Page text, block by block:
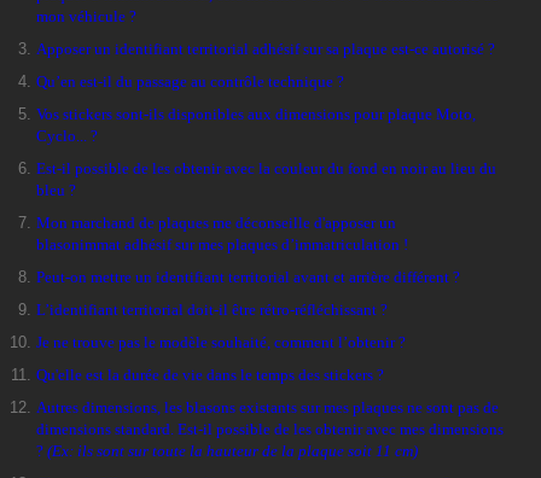
mon véhicule ?
Apposer un identifiant territorial adhésif sur sa plaque est-ce autorisé ?
Qu’en est-il du passage au contrôle technique ?
Vos stickers sont-ils disponibles aux dimensions pour plaque Moto,
Cyclo... ?
Est-il possible de les obtenir avec la couleur du fond en noir au lieu du
bleu ?
Mon marchand de plaques me déconseille d'apposer un
blasonimmat adhésif sur mes plaques d’immatriculation !
Peut-on mettre un identifiant territorial avant et arrière différent ?
L’identifiant territorial doit-il être rétro-réfléchissant ?
Je ne trouve pas le modèle souhaité, comment l’obtenir?
Qu'elle est la durée de vie dans le temps des stickers ?
Autres dimensions, les blasons existants sur mes plaques ne sont pas de
dimensions standard. Est-il possible de les obtenir avec mes dimensions
? (Ex: ils sont sur toute la hauteur de la plaque soit 11 cm)